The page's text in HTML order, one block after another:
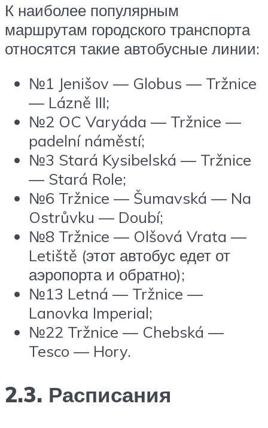
К наиболее популярным
маршрутам городского транспорта
относятся такие автобусные линии:
№1 Jenišov — Globus — Tržnice
— Lázně III;
№2 OC Varyáda — Tržnice —
padelní náměstí;
№3 Stará Kysibelská — Tržnice
— Stará Role;
№6 Tržnice — Šumavská — Na
Ostrůvku — Doubí;
№8 Tržnice — Olšová Vrata —
Letiště (этот автобус едет от
аэропорта и обратно);
№13 Letná — Tržnice —
Lanovka Imperial;
№22 Tržnice — Chebská —
Tesco — Hory.
2.3. Расписания